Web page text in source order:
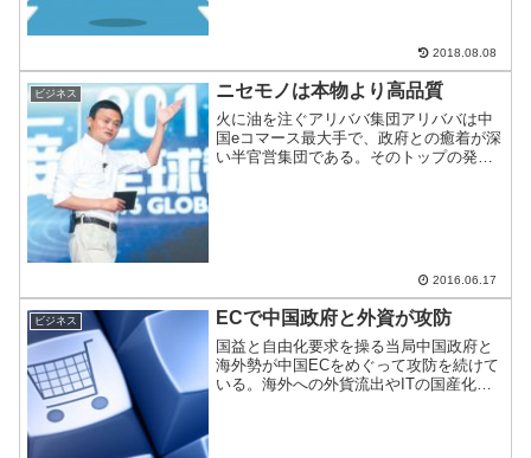
2018.08.08
ビジネス ニセモノは本物より高品質
火に油を注ぐアリババ集団アリババは中
国eコマース最大手で、政府との癒着が深
い半官営集団である。そのトップの発言
2016.06.17
ビジネス ECで中国政府と外資が攻防
国益と自由化要求を操る当局中国政府と
海外勢が中国ECをめぐって攻防を続けて
いる。海外への外貨流出やITの国産化推